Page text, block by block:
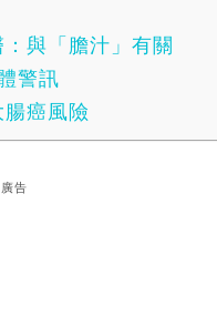
與「膽汁」有關
警訊
癌風險
廣告